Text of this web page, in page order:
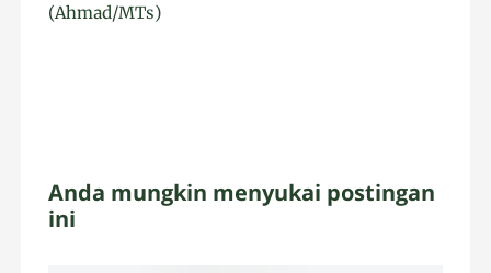
(Ahmad/MTs)
Anda mungkin menyukai postingan
ini